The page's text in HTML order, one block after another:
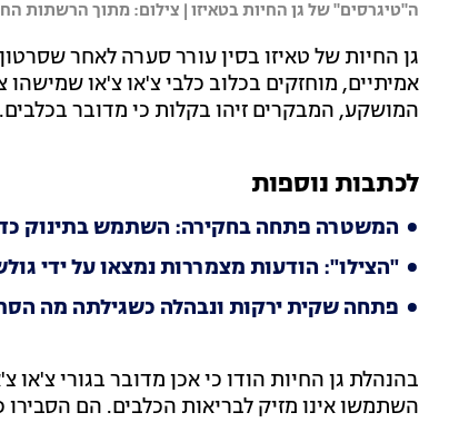
ה"טיגרסים" של גן החיות בטאיזו | צילום: מתוך הרשתות
גן החיות של טאיזו בסין עורר סערה לאחר
אמיתיים, מוחזקים בכלוב כלבי צ'או צ'או
המושקע, המבקרים זיהו בקלות כי מדובר בכלבים.
לכתבות נוספות
המשטרה פתחה בחקירה: השתמש בתינוק
"הצילו": הודעות מצמררות נמצאו על ידי
פתחה שקית ירקות ונבהלה כשגילתה מה
בהנהלת גן החיות הודו כי אכן מדובר בגורי צ'או
השתמשו אינו מזיק לבריאות הכלבים. הם הסבירו